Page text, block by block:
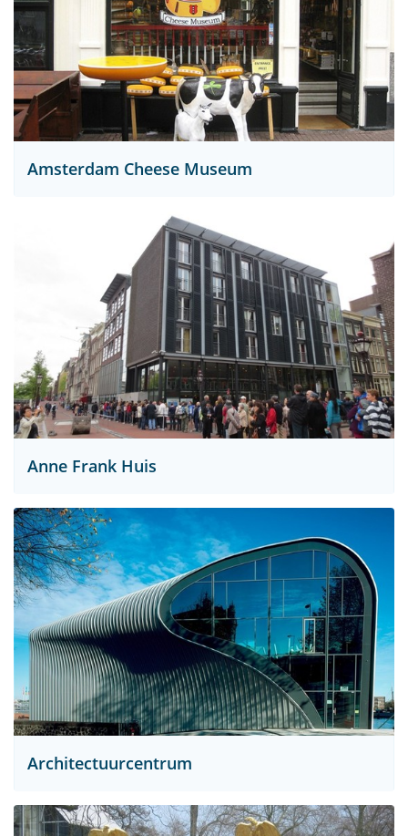
Amsterdam Cheese Museum
Anne Frank Huis
Architectuurcentrum